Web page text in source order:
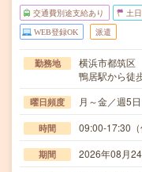
交通費別途支給あり 土
WEB登録OK 派遣
勤務地
横浜市都筑区
鴨居駅から徒
曜日頻度 月～金／週5日
時間 09:00-17:30
期間 2026年08月